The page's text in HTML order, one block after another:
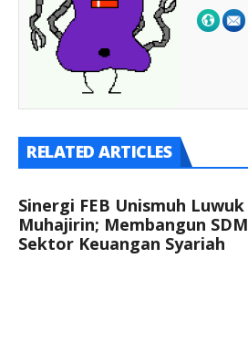
RELATED ARTICLES
Sinergi FEB Unismuh
Muhajirin; Membangun
Sektor Keuangan Syariah